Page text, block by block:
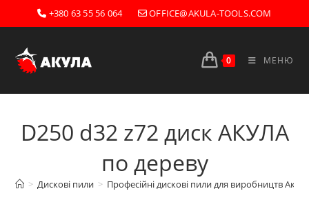
Перейти
до
+380 63 55 56 064 OFFICE@AKULA-TOOLS.COM
0 МЕНЮ
D250 d32 z72 диск АКУЛА
по дереву
> Дискові пили > Професійні дискові пили для виробництв